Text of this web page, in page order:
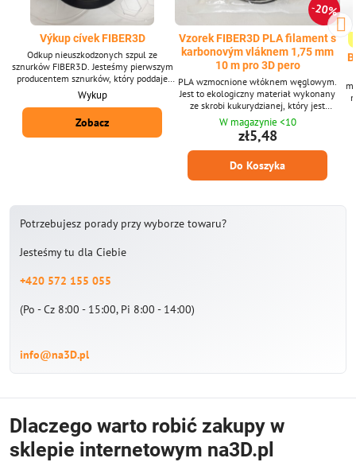
Výkup cívek FIBER3D
Odkup nieuszkodzonych szpul ze
sznurków FIBER3D. Jesteśmy pierwszym
producentem sznurków, który poddaje
recyklingowi szpule i pudełka z
filamentem, a kupujemy je od 2020
Wykup
Zobacz
20%
Vzorek FIBER3D PLA filament s
karbonovým vláknem 1,75 mm
10 m pro 3D pero
PLA wzmocnione włóknem węglowym.
Jest to ekologiczny materiał wykonany
ze skrobi kukurydzianej, który jest
przyjazny dla środowiska. Nietoksyczne i
bezpieczne. Średnica filamentu: 1,75
mm ± 0,02 mm. Pakiet zawiera 10 m
strun o średnicy 1,75 mm. Dostarczamy
również PLA z włókna węglowego w
W magazynie <10
zł5,48
Do Koszyka
Potrzebujesz porady przy wyborze towaru?
Jesteśmy tu dla Ciebie
+420 572 155 055
(Po - Cz 8:00 - 15:00, Pi 8:00 - 14:00)
info@na3D.pl
Dlaczego warto robić zakupy w
sklepie internetowym na3D.pl